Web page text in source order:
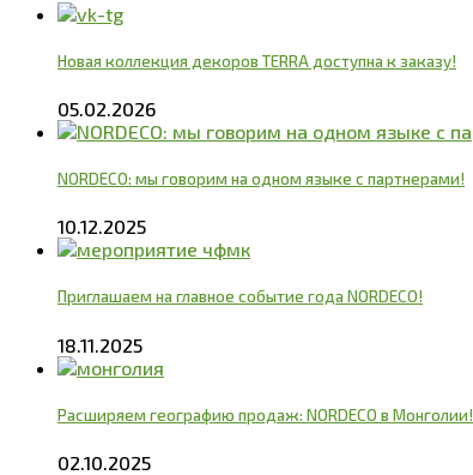
Новая коллекция декоров TERRA доступна к заказу!
05.02.2026
NORDECO: мы говорим на одном языке с партнерами!
10.12.2025
Приглашаем на главное событие года NORDECO!
18.11.2025
Расширяем географию продаж: NORDECO в Монголии!
02.10.2025